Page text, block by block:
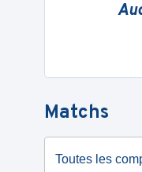
Matchs
Toutes les